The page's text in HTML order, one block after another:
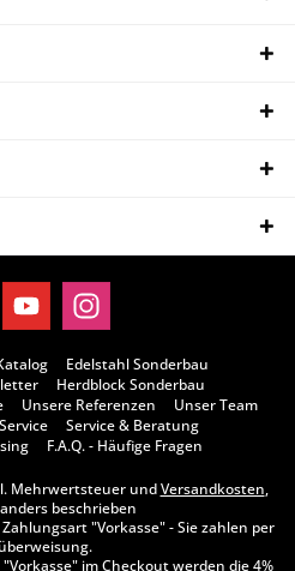
Edelstahl Sonderbau
Herdblock Sonderbau
Unsere Referenzen
Unser Team
Service & Beratung
F.A.Q. - Häufige Fragen
Mehrwertsteuer undVersandkosten,
beschrieben
"Vorkasse" - Sie zahlen per
im Checkout werden die 4%